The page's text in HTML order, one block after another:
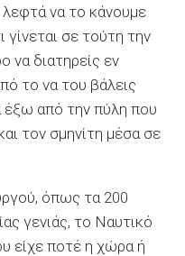
να το κάνουμε
σε τούτη την
να διατηρείς εν
το να του βάλεις
από την πύλη που
τον σμηνίτη μέσα σε
όπως τα 200
γενιάς, το Ναυτικό
είχε ποτέ η χώρα ή